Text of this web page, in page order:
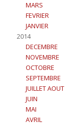
MARS
FEVRIER
JANVIER
2014
DECEMBRE
NOVEMBRE
OCTOBRE
SEPTEMBRE
JUILLET AOUT
JUIN
MAI
AVRIL